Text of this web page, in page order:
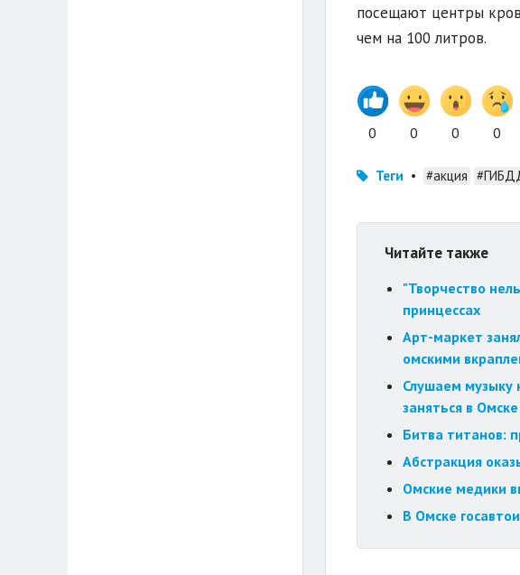
посещают центры
чем на 100 литров.
0 0 0 0
Теги • #акция
Читайте также
"Творчество
принцессах
Арт-маркет
омскими
Слушаем музыку
заняться в
Битва титанов:
Абстракция
Омские медики
В Омске